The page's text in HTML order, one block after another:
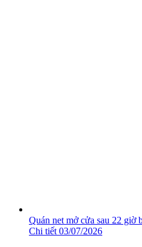
Quán net mở cửa sau 22 giờ
Chi tiết 03/07/2026